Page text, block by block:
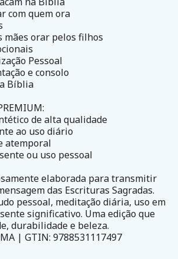
com quem ora
mães orar pelos filhos
Pessoal
e consolo
Bíblia
de alta qualidade
ao uso diário
atemporal
ou uso pessoal
elaborada para transmitir
das Escrituras Sagradas.
pessoal, meditação diária, uso em
significativo. Uma edição que
durabilidade e beleza.
| GTIN: 9788531117497